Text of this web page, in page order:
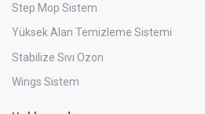
Step Mop Sistem
Yüksek Alan Temizleme Sistemi
Stabilize Sıvı Ozon
Wings Sistem